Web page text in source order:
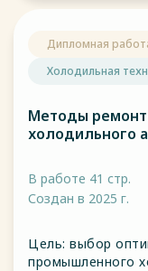
Дипломная
Холодильная
Методы
холодильного
В работе 41 стр.
Создан в 2025 г.
Цель: выбор
промышленного